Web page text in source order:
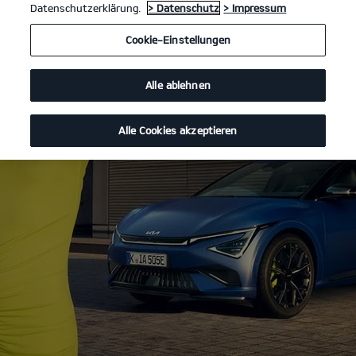
Datenschutzerklärung.
> Datenschutz > Impressum
Cookie-Einstellungen
Alle ablehnen
Alle Cookies akzeptieren